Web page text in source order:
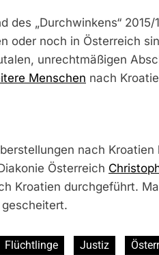
„Durchwinkens“
oder noch in Österreich
unrechtmäßigen
Menschen nach
nach
Österreich
Kroatien durchgeführt.
Flüchtlinge Justiz